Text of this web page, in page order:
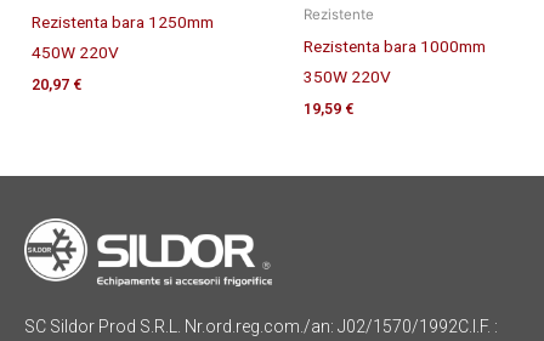
Rezistenta bara 1250mm
450W 220V
20,97 €
Rezistente
Rezistenta bara 1000mm
350W 220V
19,59 €
SC Sildor Prod S.R.L. Nr.ord.reg.com./an: J02/1570/1992C.I.F. :